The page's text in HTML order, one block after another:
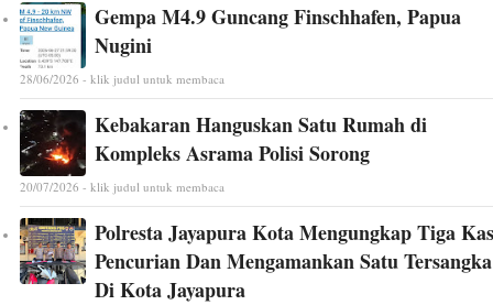
Gempa M4.9 Guncang Finschhafen, Papua
Nugini
28/06/2026 - klik judul untuk membaca
Kebakaran Hanguskan Satu Rumah di
Kompleks Asrama Polisi Sorong
20/07/2026 - klik judul untuk membaca
Polresta Jayapura Kota Mengungkap Tiga
Pencurian Dan Mengamankan Satu Tersangka
Di Kota Jayapura